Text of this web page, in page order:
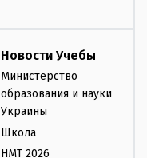
Новости Учебы
Министерство
образования и науки
Украины
Школа
НМТ 2026